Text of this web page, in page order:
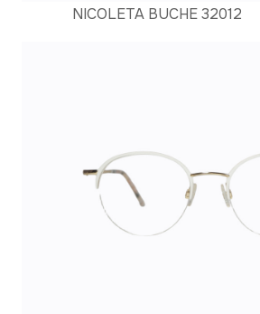
NICOLETA BUCHE 32012